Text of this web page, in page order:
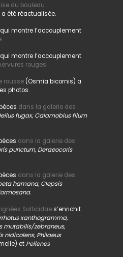
du bouleau
été réactualisée.
montre l’accouplement
montre l’accouplement
rouges.
rousse(Osmia bicornis) a
photos.
dans la galerie des
fugax, Calamobius filum
dans la galerie des
punctum, Deraeocoris
dans la galerie des
hamana, Clepsis
Salticidaes’enrichit
xanthogramma,
mutabilis/zebraneus,
nidicolens, Philaeus
et Pellenes